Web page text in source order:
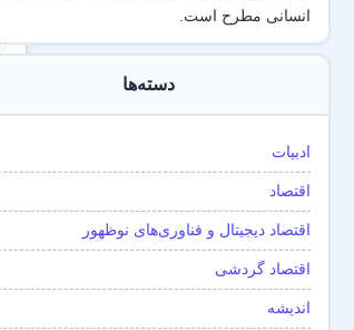
انسانی مطرح است.
دسته‌ها
ادبیات
اقتصاد
اقتصاد دیجیتال و فناوری‌های نوظهور
اقتصاد گردشی
اندیشه